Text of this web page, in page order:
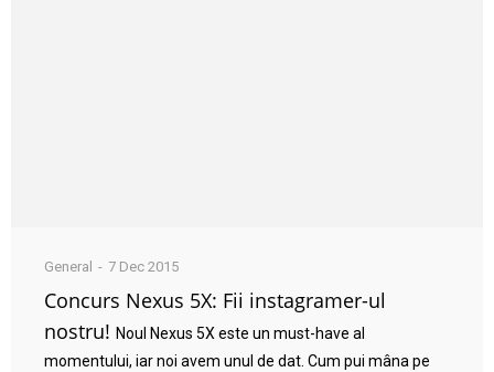
General 7 Dec 2015
Concurs Nexus 5X: Fii instagramer-ul
nostru! Noul Nexus 5X este un must-have al
momentului, iar noi avem unul de dat. Cum pui mâna pe